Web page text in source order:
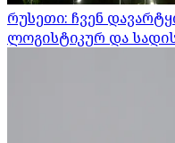
რუსეთი: ჩვენ
ლოგისტიკურ და